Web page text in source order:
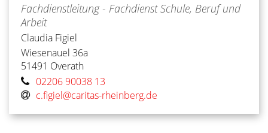
Fachdienstleitung - Fachdienst Schule, Beruf und
Arbeit
Claudia Figiel
Wiesenauel 36a
51491 Overath
02206 90038 13
c.figiel@caritas-rheinberg.de